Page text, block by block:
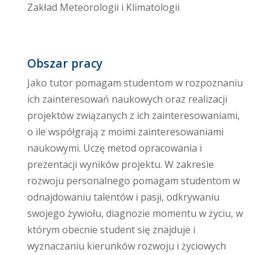
Zakład Meteorologii i Klimatologii
Obszar pracy
Jako tutor pomagam studentom w rozpoznaniu
ich zainteresowań naukowych oraz realizacji
projektów związanych z ich zainteresowaniami,
o ile współgrają z moimi zainteresowaniami
naukowymi. Uczę metod opracowania i
prezentacji wyników projektu. W zakresie
rozwoju personalnego pomagam studentom w
odnajdowaniu talentów i pasji, odkrywaniu
swojego żywiołu, diagnozie momentu w życiu, w
którym obecnie student się znajduje i
wyznaczaniu kierunków rozwoju i życiowych